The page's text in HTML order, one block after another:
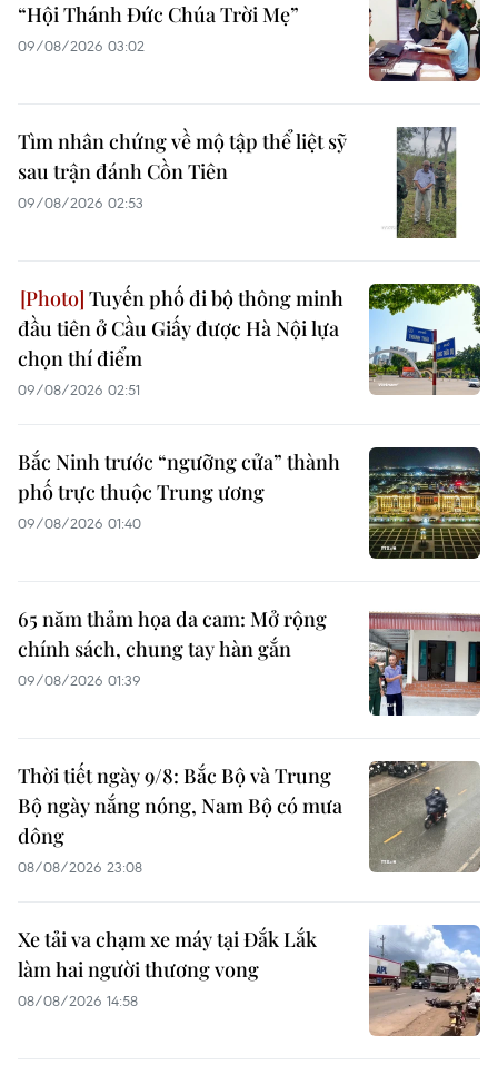
“Hội Thánh Đức Chúa Trời Mẹ”
09/08/2026 03:02
Tìm nhân chứng về mộ tập thể liệt sỹ
sau trận đánh Cồn Tiên
09/08/2026 02:53
Tuyến phố đi bộ thông minh
đầu tiên ở Cầu Giấy được Hà Nội lựa
chọn thí điểm
09/08/2026 02:51
Bắc Ninh trước “ngưỡng cửa” thành
phố trực thuộc Trung ương
09/08/2026 01:40
65 năm thảm họa da cam: Mở rộng
chính sách, chung tay hàn gắn
09/08/2026 01:39
Thời tiết ngày 9/8: Bắc Bộ và Trung
Bộ ngày nắng nóng, Nam Bộ có mưa
dông
08/08/2026 23:08
Xe tải va chạm xe máy tại Đắk Lắk
làm hai người thương vong
08/08/2026 14:58